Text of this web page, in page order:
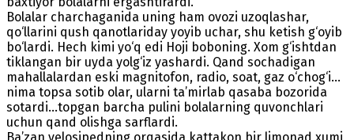
Bolalar charchaganida uning ham ovozi uzoqlashar,
qo‘llarini qush qanotlariday yoyib uchar, shu ketish g‘oyib
bo‘lardi. Hech kimi yo‘q edi Hoji boboning. Xom g‘ishtdan
tiklangan bir uyda yolg‘iz yashardi. Qand sochadigan
mahallalardan eski magnitofon, radio, soat, gaz o‘chog‘i...
nima topsa sotib olar, ularni ta’mirlab qasaba bozorida
sotardi...topgan barcha pulini bolalarning quvonchlari
uchun qand olishga sarflardi.
Ba’zan velosipedning orqasida kattakon bir limonad xumi